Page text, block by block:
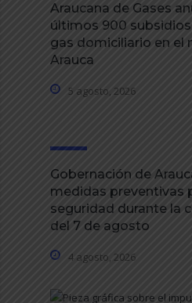
Araucana de Gases
últimos 900 subsidios
gas domiciliario en el
Arauca
5 agosto, 2026
Gobernación de
medidas preventivas
seguridad durante la
del 7 de agosto
4 agosto, 2026